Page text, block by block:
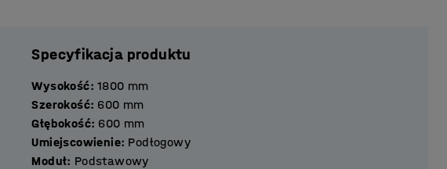
Specyfikacja produktu
Wysokość: 1800 mm
Szerokość: 600 mm
Głębokość: 600 mm
Umiejscowienie: Podłogowy
Moduł: Podstawowy